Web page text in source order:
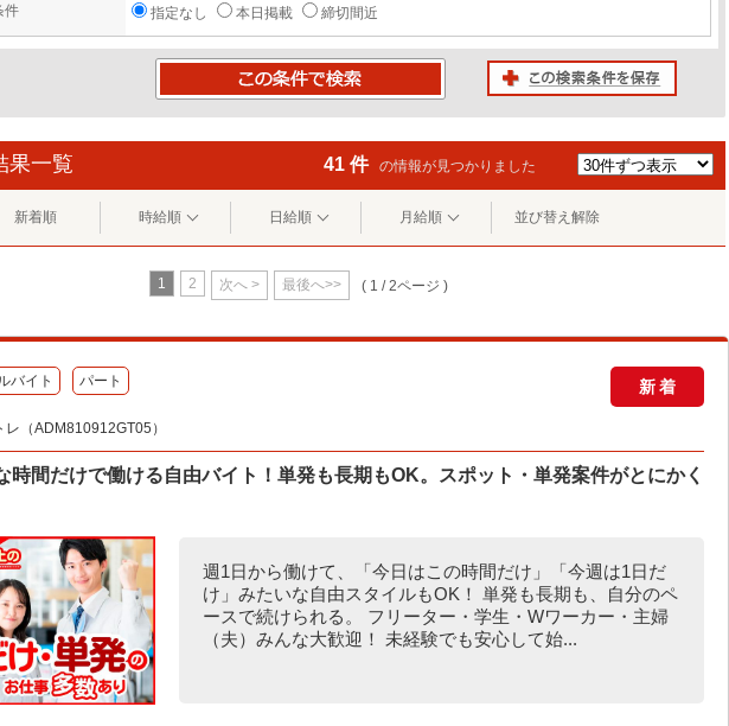
件 指定なし 本日掲載 締切間近
果一覧 41 件 の情報が見つかりました
新着順 時給順 日給順 月給順 並び替え解除
1 2 次へ > 最後へ>> ( 1 / 2ページ )
バイト パート 新着
（ADM810912GT05）
時間だけで働ける自由バイト！単発も長期もOK。スポット・単発案件がとにかく
週1日から働けて、「今日はこの時間だけ」「今週は1日だ
け」みたいな自由スタイルもOK！ 単発も長期も、自分のペ
ースで続けられる。 フリーター・学生・Wワーカー・主婦
（夫）みんな大歓迎！ 未経験でも安心して始...